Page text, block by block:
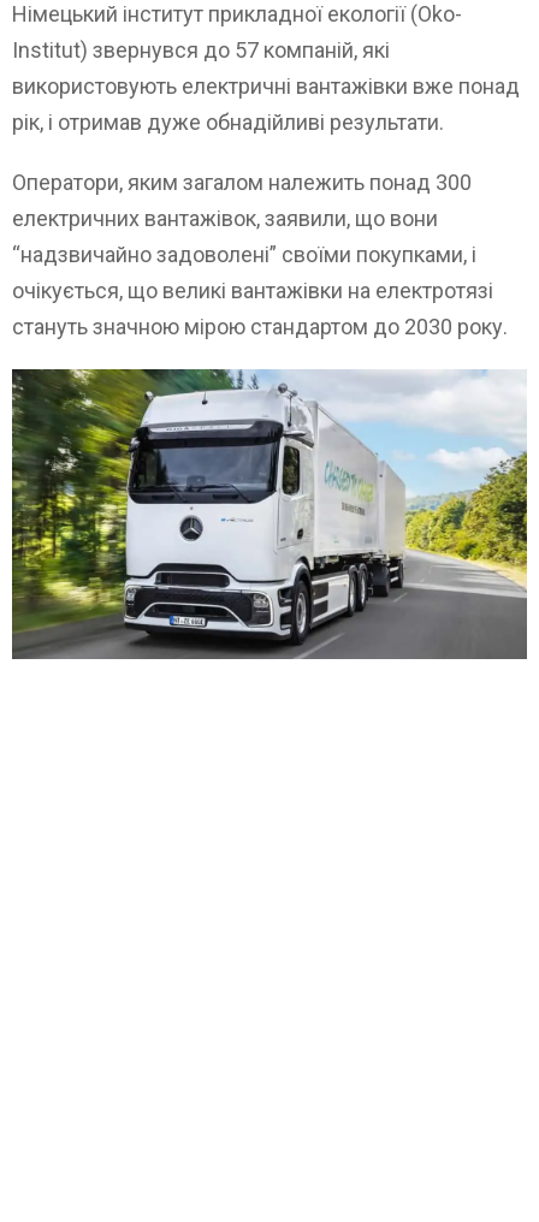
Німецький інститут прикладної екології (Oko-
Institut) звернувся до 57 компаній, які
використовують електричні вантажівки вже понад
рік, і отримав дуже обнадійливі результати.
Оператори, яким загалом належить понад 300
електричних вантажівок, заявили, що вони
“надзвичайно задоволені” своїми покупками, і
очікується, що великі вантажівки на електротязі
стануть значною мірою стандартом до 2030 року.